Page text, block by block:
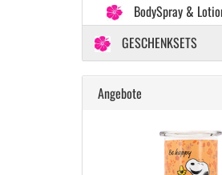
BodySpray &
GESCHENKSETS
Angebote